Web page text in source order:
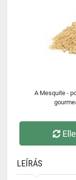
A Mesquite -
LEÍRÁS